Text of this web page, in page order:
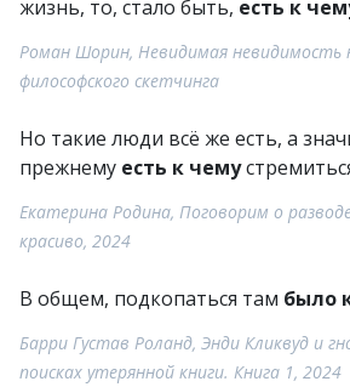
жизнь, то, стало быть, есть к
Роман Шорин, Невидимая
философского скетчинга
Но такие люди всё же есть, а
прежнему есть к чему
Екатерина Родина, Поговорим о
красиво, 2024
В общем, подкопаться там было
Барри Густав Роланд, Энди Кликвуд и
поисках утерянной книги. Книга 1, 2024